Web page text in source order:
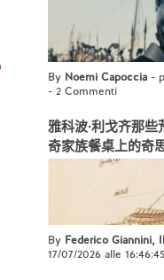
By Noemi Capoccia -
- 2 Commenti
雅科波·利戈齐那
奇家族餐桌上的奇
By Federico Giannini,
17/07/2026 alle 16:46:45